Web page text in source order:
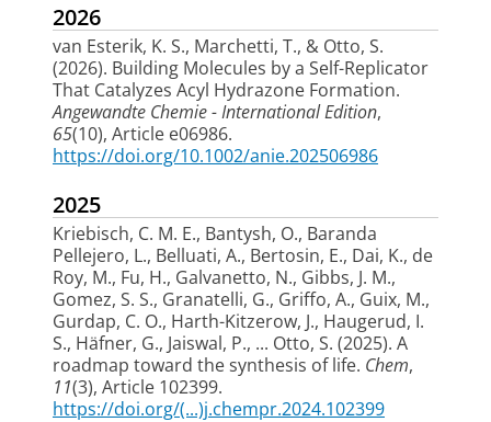
2026
van Esterik, K. S., Marchetti, T., & Otto, S.
(2026). Building Molecules by a Self-Replicator
That Catalyzes Acyl Hydrazone Formation.
Angewandte Chemie - International Edition,
65(10), Article e06986.
https://doi.org/10.1002/anie.202506986
2025
Kriebisch, C. M. E., Bantysh, O., Baranda
Pellejero, L., Belluati, A., Bertosin, E., Dai, K., de
Roy, M., Fu, H., Galvanetto, N., Gibbs, J. M.,
Gomez, S. S., Granatelli, G., Griffo, A., Guix, M.,
Gurdap, C. O., Harth-Kitzerow, J., Haugerud, I.
S., Häfner, G., Jaiswal, P., ... Otto, S. (2025). A
roadmap toward the synthesis of life. Chem,
11(3), Article 102399.
https://doi.org/(...)j.chempr.2024.102399